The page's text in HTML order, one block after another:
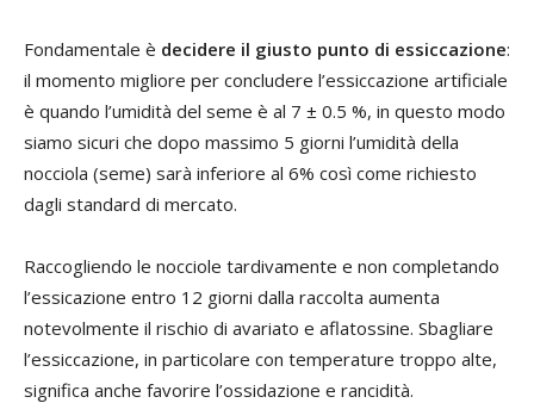
Fondamentale è decidere il giusto punto di essiccazione:
il momento migliore per concludere l’essiccazione artificiale
è quando l’umidità del seme è al 7 ± 0.5 %, in questo modo
siamo sicuri che dopo massimo 5 giorni l’umidità della
nocciola (seme) sarà inferiore al 6% così come richiesto
dagli standard di mercato.
Raccogliendo le nocciole tardivamente e non completando
l’essicazione entro 12 giorni dalla raccolta aumenta
notevolmente il rischio di avariato e aflatossine. Sbagliare
l’essiccazione, in particolare con temperature troppo alte,
significa anche favorire l’ossidazione e rancidità.